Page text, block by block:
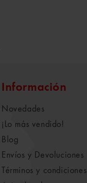
Información
Novedades
¡Lo más vendido!
Blog
Envíos y Devoluciones
Términos y condiciones